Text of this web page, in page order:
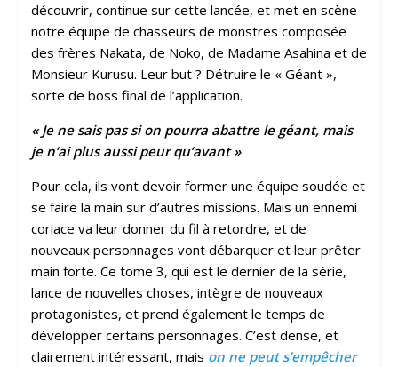
découvrir, continue sur cette lancée, et met en scène
notre équipe de chasseurs de monstres composée
des frères Nakata, de Noko, de Madame Asahina et de
Monsieur Kurusu. Leur but ? Détruire le « Géant »,
sorte de boss final de l’application.
« Je ne sais pas si on pourra abattre le géant, mais
je n’ai plus aussi peur qu’avant »
Pour cela, ils vont devoir former une équipe soudée et
se faire la main sur d’autres missions. Mais un ennemi
coriace va leur donner du fil à retordre, et de
nouveaux personnages vont débarquer et leur prêter
main forte. Ce tome 3, qui est le dernier de la série,
lance de nouvelles choses, intègre de nouveaux
protagonistes, et prend également le temps de
développer certains personnages. C’est dense, et
clairement intéressant, mais on ne peut s’empêcher